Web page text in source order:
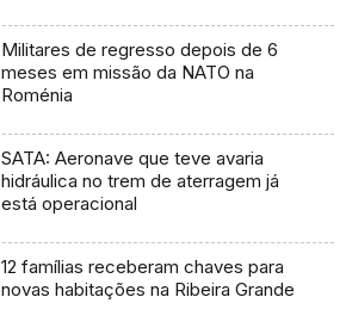
Militares de regresso depois de 6
meses em missão da NATO na
Roménia
SATA: Aeronave que teve avaria
hidráulica no trem de aterragem já
está operacional
12 famílias receberam chaves para
novas habitações na Ribeira Grande